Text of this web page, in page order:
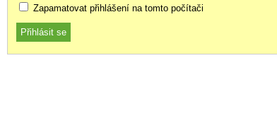
Zapamatovat přihlášení na tomto počítači